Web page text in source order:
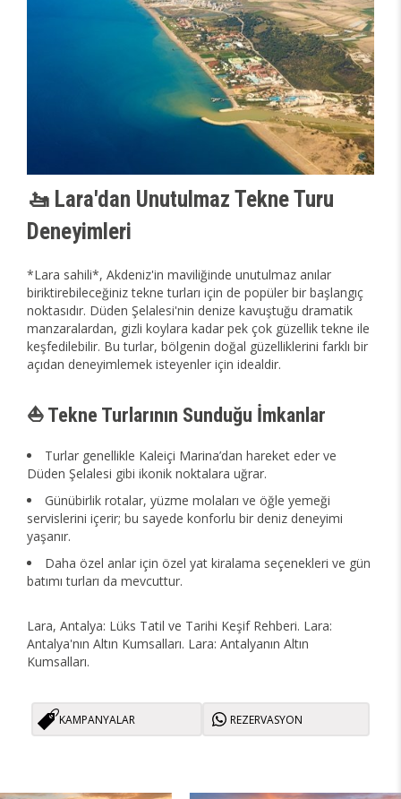
🚤 Lara'dan Unutulmaz Tekne Turu
Deneyimleri
*Lara sahili*, Akdeniz'in maviliğinde unutulmaz anılar
biriktirebileceğiniz tekne turları için de popüler bir başlangıç
noktasıdır. Düden Şelalesi'nin denize kavuştuğu dramatik
manzaralardan, gizli koylara kadar pek çok güzellik tekne ile
keşfedilebilir. Bu turlar, bölgenin doğal güzelliklerini farklı bir
açıdan deneyimlemek isteyenler için idealdir.
⛵ Tekne Turlarının Sunduğu İmkanlar
Turlar genellikle Kaleiçi Marina’dan hareket eder ve
Düden Şelalesi gibi ikonik noktalara uğrar.
Günübirlik rotalar, yüzme molaları ve öğle yemeği
servislerini içerir; bu sayede konforlu bir deniz deneyimi
yaşanır.
Daha özel anlar için özel yat kiralama seçenekleri ve gün
batımı turları da mevcuttur.
Lara, Antalya: Lüks Tatil ve Tarihi Keşif Rehberi. Lara:
Antalya'nın Altın Kumsalları. Lara: Antalyanın Altın
Kumsalları.
KAMPANYALAR REZERVASYON